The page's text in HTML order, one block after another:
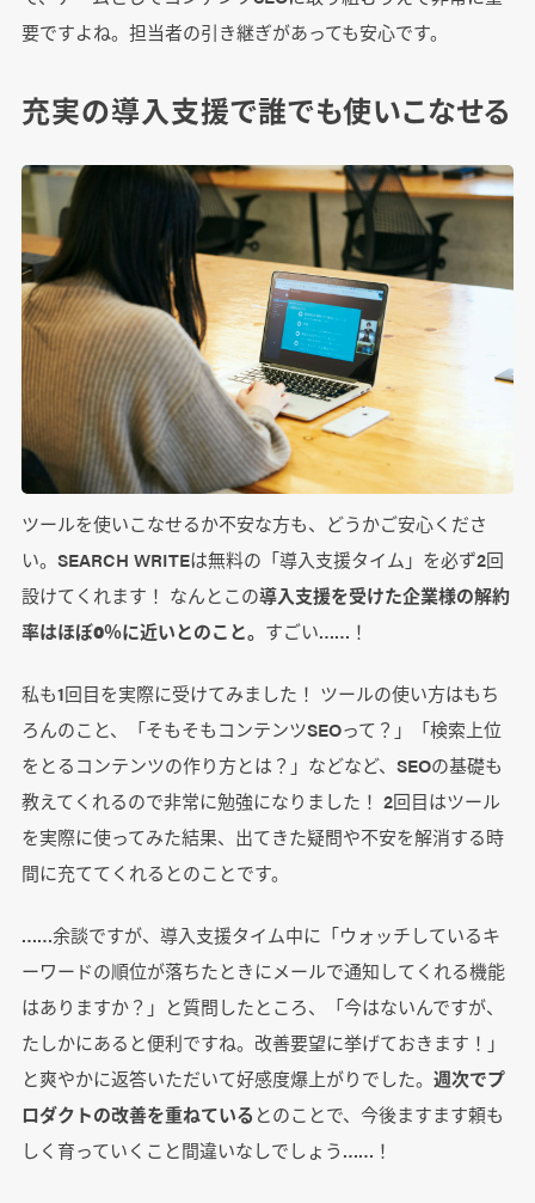
要ですよね。担当者の引き継ぎがあっても安心です。
充実の導入支援で誰でも使いこなせる
ツールを使いこなせるか不安な方も、どうかご安心くださ
い。SEARCH WRITEは無料の「導入支援タイム」を必ず2回
設けてくれます！ なんとこの導入支援を受けた企業様の解約
率はほぼ0％に近いとのこと。 すごい……！
私も1回目を実際に受けてみました！ ツールの使い方はもち
ろんのこと、「そもそもコンテンツSEOって？」「検索上位
をとるコンテンツの作り方とは？」などなど、SEOの基礎も
教えてくれるので非常に勉強になりました！ 2回目はツール
を実際に使ってみた結果、出てきた疑問や不安を解消する時
間に充ててくれるとのことです。
……余談ですが、導入支援タイム中に「ウォッチしているキ
ーワードの順位が落ちたときにメールで通知してくれる機能
はありますか？」と質問したところ、「今はないんですが、
たしかにあると便利ですね。改善要望に挙げておきます！」
と爽やかに返答いただいて好感度爆上がりでした。 週次でプ
ロダクトの改善を重ねている とのことで、今後ますます頼も
しく育っていくこと間違いなしでしょう……！